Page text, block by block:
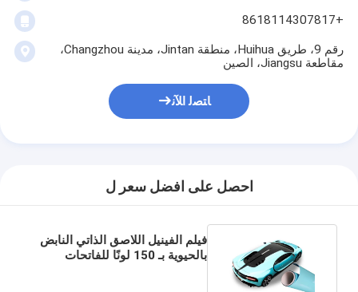
+8618114307817
رقم 9، طريق Huihua، منطقة Jintan، مدينة Changzhou،
مقاطعة Jiangsu، الصين
ﺎﺘﺼﻟ ﺍﻶﻧ
احصل على افضل سعر ل
فيلم الفينيل اللاصق الذاتي النابض
بالحيوية بـ 150 لونًا للفاتحات